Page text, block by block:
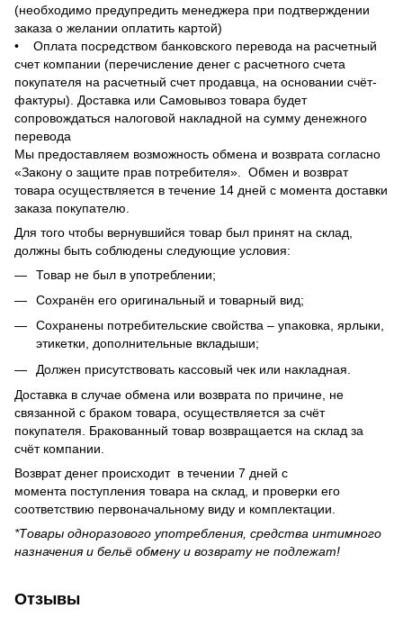
(необходимо предупредить менеджера при подтверждении
заказа о желании оплатить картой)
• Оплата посредством банковского перевода на расчетный
счет компании (перечисление денег с расчетного счета
покупателя на расчетный счет продавца, на основании счёт-
фактуры). Доставка или Самовывоз товара будет
сопровождаться налоговой накладной на сумму денежного
перевода
Мы предоставляем возможность обмена и возврата согласно
«Закону о защите прав потребителя». Обмен и возврат
товара осуществляется в течение 14 дней с момента доставки
заказа покупателю.
Для того чтобы вернувшийся товар был принят на склад,
должны быть соблюдены следующие условия:
Товар не был в употреблении;
Сохранён его оригинальный и товарный вид;
Сохранены потребительские свойства – упаковка, ярлыки,
этикетки, дополнительные вкладыши;
Должен присутствовать кассовый чек или накладная.
Доставка в случае обмена или возврата по причине, не
связанной с браком товара, осуществляется за счёт
покупателя. Бракованный товар возвращается на склад за
счёт компании.
Возврат денег происходит в течении 7 дней с
момента поступления товара на склад, и проверки его
соответствию первоначальному виду и комплектации.
*Товары одноразового употребления, средства интимного
назначения и бельё обмену и возврату не подлежат!
Отзывы